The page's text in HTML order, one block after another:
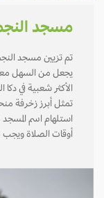
مسجد
تم تزيين مسجد
يجعل من السهل
الأكثر شعبية في دكا
تمثل أبرز زخرفة
استلهام اسم المسجد
أوقات الصلاة ويجب